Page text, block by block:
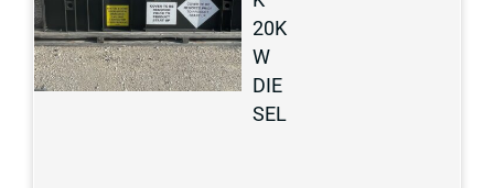
20K
W
DIE
SEL